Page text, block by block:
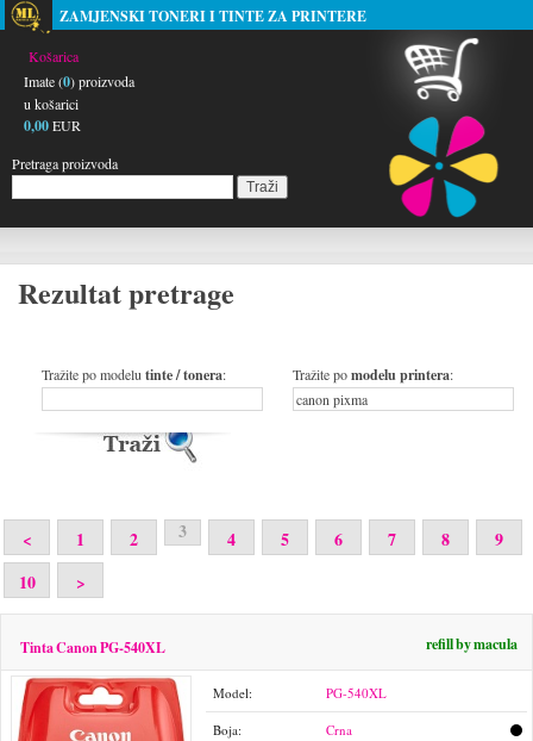
ZAMJENSKI TONERI I TINTE ZA PRINTERE
Košarica
Imate (0) proizvoda
u košarici
0,00EUR
Pretraga proizvoda
Rezultat pretrage
Tražite po modelu tinte / tonera: Tražite pomodelu printera:
< 1 2 3 4 5 6 7 8
9
10
>
Tinta Canon PG-540XL refill by macula
Model: PG-540XL
Boja: Crna